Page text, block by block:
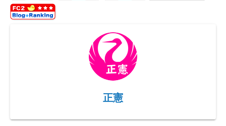
P
re
d
ds a
y
正憲